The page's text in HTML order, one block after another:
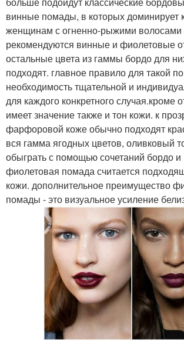
винные помады, в которых доминирует
женщинам с огненно-рыжими волосами
рекомендуются винные и фиолетовые
остальные цвета из гаммы бордо для
подходят. главное правило для такой
необходимость тщательной и
для каждого конкретного случая.кроме
имеет значение также и тон кожи. к
фарфоровой коже обычно подходят
вся гамма ягодных цветов, оливковый
обыграть с помощью сочетаний бордо и
фиолетовая помада считается
кожи. дополнительное преимущество
помады - это визуальное усиление